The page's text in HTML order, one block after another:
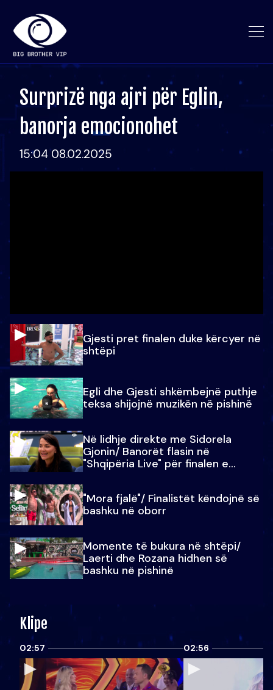
Surprizë nga ajri për Eglin,
banorja emocionohet
15:04 08.02.2025
Gjesti pret finalen duke kërcyer në
shtëpi
Egli dhe Gjesti shkëmbejnë puthje
teksa shijojnë muzikën në pishinë
Në lidhje direkte me Sidorela
Gjonin/ Banorët flasin në
"Shqipëria Live" për finalen e
"Mora fjalë"/ Finalistët këndojnë së
bashku në oborr
Momente të bukura në shtëpi/
Laerti dhe Rozana hidhen së
bashku në pishinë
Klipe
02:57 02:56